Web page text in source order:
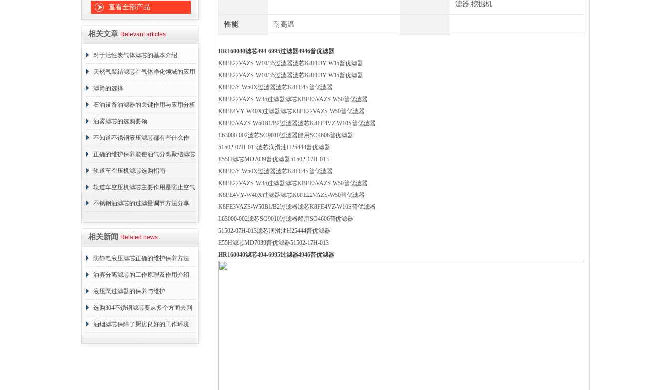
查看全部产品
相关文章 Relevant articles
对于活性炭气体滤芯的基本介绍
天然气聚结滤芯在气体净化领域的应用
与重要性
滤筒的选择
石油设备油滤器的关键作用与应用分析
油雾滤芯的选购要领
不知道不锈钢液压滤芯都有些什么作
用？进来看
正确的维护保养能使油气分离聚结滤芯
长期稳定运行
轨道车空压机滤芯选购指南
轨道车空压机滤芯主要作用是防止空气
中的杂质和油脂浓度升高
不锈钢油滤芯的过滤量调节方法分享
相关新闻 Related news
防静电液压滤芯正确的维护保养方法
油雾分离滤芯的工作原理及作用介绍
液压泵过滤器的保养与维护
选购304不锈钢滤芯要从多个方面去判
断
油烟滤芯保障了厨房良好的工作环境
滤器,挖掘机
性能 耐高温
HR160040滤芯494-6995过滤器4946普优滤器
K8FE22VAZS-W10/35过滤器滤芯K8FE3Y-W35普优滤器
K8FE22VAZS-W10/35过滤器滤芯K8FE3Y-W35普优滤器
K8FE3Y-W50X过滤器滤芯K8FE4S普优滤器
K8FE22VAZS-W35过滤器滤芯KBFE3VAZS-W50普优滤器
K8FE4VY-W40X过滤器滤芯K8FE22VAZS-W50普优滤器
K8FE3VAZS-W50B1/B2过滤器滤芯K8FE4VZ-W10S普优滤器
L63000-002滤芯SO9010过滤器船用SO4606普优滤器
51502-07H-013滤芯润滑油H25444普优滤器
E55H滤芯MD7039普优滤器51502-17H-013
K8FE3Y-W50X过滤器滤芯K8FE4S普优滤器
K8FE22VAZS-W35过滤器滤芯KBFE3VAZS-W50普优滤器
K8FE4VY-W40X过滤器滤芯K8FE22VAZS-W50普优滤器
K8FE3VAZS-W50B1/B2过滤器滤芯K8FE4VZ-W10S普优滤器
L63000-002滤芯SO9010过滤器船用SO4606普优滤器
51502-07H-013滤芯润滑油H25444普优滤器
E55H滤芯MD7039普优滤器51502-17H-013
HR160040滤芯494-6995过滤器4946普优滤器